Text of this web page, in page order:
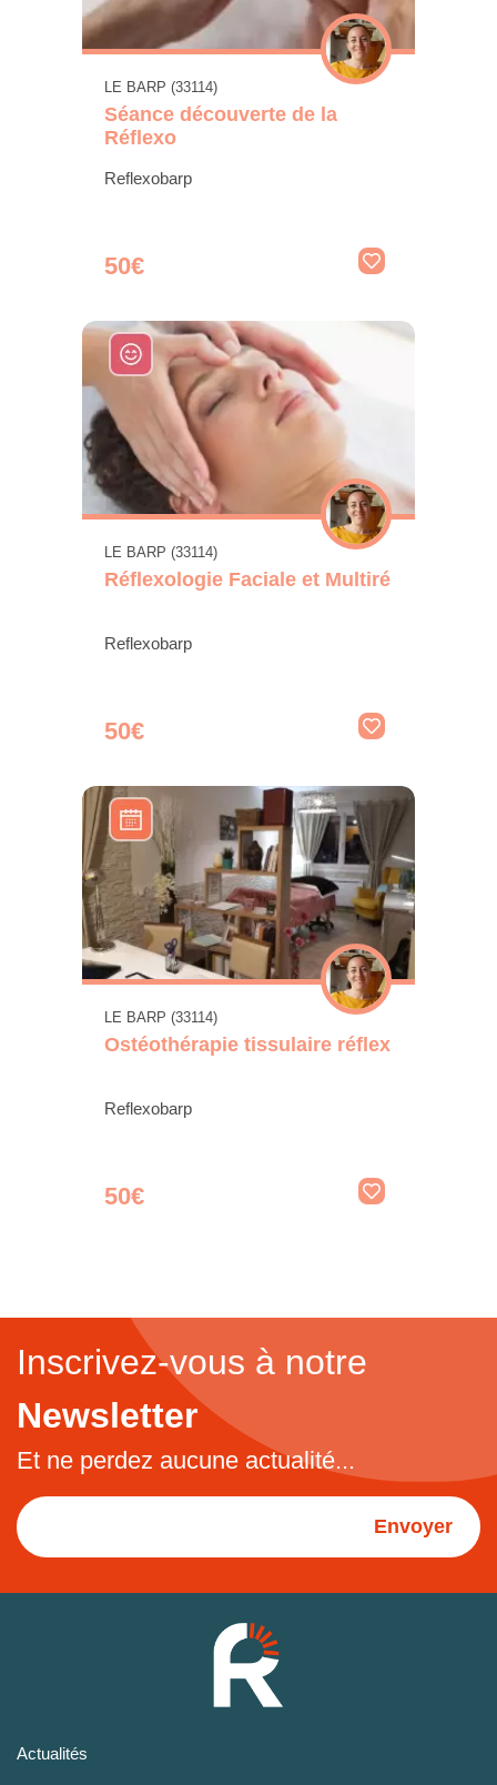
LE BARP (33114)
Séance découverte de la
Réflexo
Reflexobarp
50€
LE BARP (33114)
Réflexologie Faciale et Multiré
Reflexobarp
50€
LE BARP (33114)
Ostéothérapie tissulaire réflex
Reflexobarp
50€
Inscrivez-vous à notre
Newsletter
Et ne perdez aucune actualité...
Envoyer
Actualités